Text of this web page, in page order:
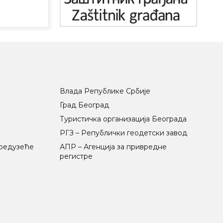
Влада Републике Србије
Град Београд
Туристичка организација Београда
РГЗ – Републички геодетски завод
АПР – Агенција за привредне
регистре